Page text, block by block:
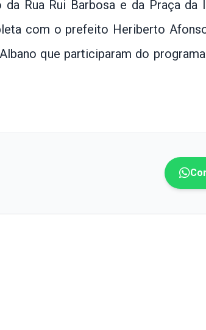
Rua Rui Barbosa e da Praça da
com o prefeito Heriberto
que participaram do